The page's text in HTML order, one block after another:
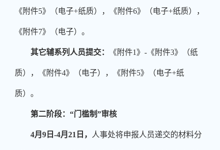
《附件5》（电子+纸质），《附件6》（电子+纸质），
《附件7》（电子）。
其它辅系列人员提交： 《附件1 》 - 《附件3》（纸
质），《附件4》（电子），《附件5》（电子+纸
质）。
第二阶段：“门槛制”审核
4月 9 日 -4月 21 日， 人事处将申报人员递交的材料分